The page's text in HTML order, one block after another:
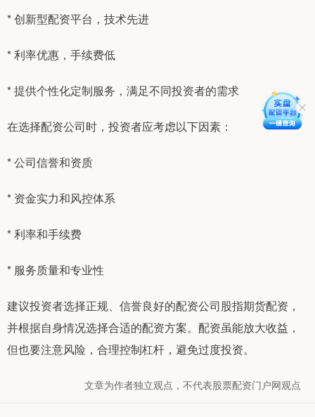
* 创新型配资平台，技术先进
* 利率优惠，手续费低
* 提供个性化定制服务，满足不同投资者的需求
在选择配资公司时，投资者应考虑以下因素：
* 公司信誉和资质
* 资金实力和风控体系
* 利率和手续费
* 服务质量和专业性
建议投资者选择正规、信誉良好的配资公司股指期货配资，
并根据自身情况选择合适的配资方案。配资虽能放大收益，
但也要注意风险，合理控制杠杆，避免过度投资。
文章为作者独立观点，不代表股票配资门户网观点